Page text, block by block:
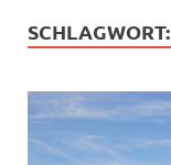
SCHLAGWORT: